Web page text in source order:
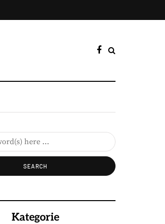
Kategorie